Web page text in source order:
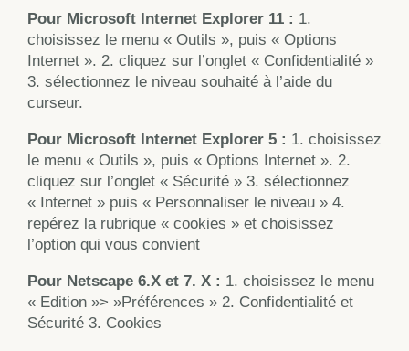
Pour Microsoft Internet Explorer 11 : 1.
choisissez le menu « Outils », puis « Options
Internet ». 2. cliquez sur l’onglet « Confidentialité »
3. sélectionnez le niveau souhaité à l’aide du
curseur.
Pour Microsoft Internet Explorer 5 : 1. choisissez
le menu « Outils », puis « Options Internet ». 2.
cliquez sur l’onglet « Sécurité » 3. sélectionnez
« Internet » puis « Personnaliser le niveau » 4.
repérez la rubrique « cookies » et choisissez
l’option qui vous convient
Pour Netscape 6.X et 7. X : 1. choisissez le menu
« Edition »> »Préférences » 2. Confidentialité et
Sécurité 3. Cookies